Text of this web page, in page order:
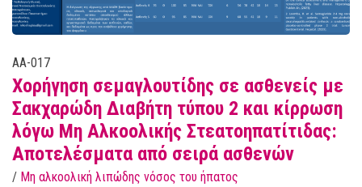
AA-017
Χορήγηση σεμαγλουτίδης σε ασθενείς με
Σακχαρώδη Διαβήτη τύπου 2 και κίρρωση
λόγω Μη Αλκοολικής Στεατοηπατίτιδας:
Αποτελέσματα από σειρά ασθενών
/ Μη αλκοολική λιπώδης νόσος του ήπατος